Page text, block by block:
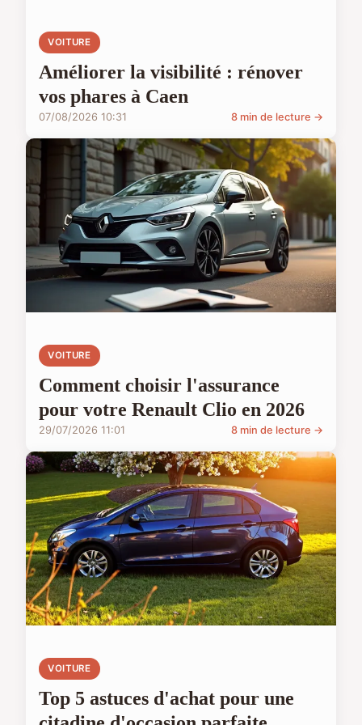
VOITURE
Améliorer la visibilité : rénover
vos phares à Caen
07/08/2026 10:31 8 min de lecture →
VOITURE
Comment choisir l'assurance
pour votre Renault Clio en 2026
29/07/2026 11:01 8 min de lecture →
VOITURE
Top 5 astuces d'achat pour une